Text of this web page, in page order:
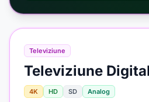
Televiziune
Televiziune
4K HD SD Analog